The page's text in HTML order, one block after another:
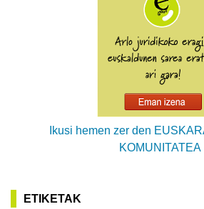
Ikusi hemen zer den
KOMUNITATEA
ETIKETAK